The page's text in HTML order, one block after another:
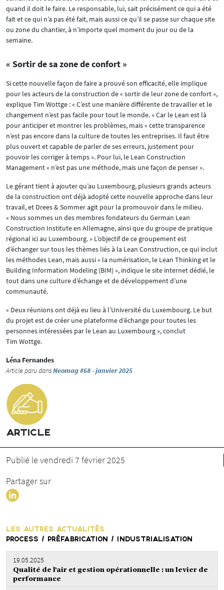
quand il doit le faire. Le responsable, lui, sait précisément ce qui a été
fait et ce qui n’a pas été fait, mais aussi ce qu’il se passe sur chaque site
ou zone du chantier, à n’importe quel moment du jour ou de la
semaine.
« Sortir de sa zone de confort »
Si cette nouvelle façon de faire a prouvé son efficacité, elle implique
pour les acteurs de la construction de « sortir de leur zone de confort »,
explique Tim Wottge : « C’est une manière différente de travailler et le
changement n’est pas facile pour tout le monde. » Car le Lean est là
pour anticiper et montrer les problèmes, mais « cette transparence
n’est pas encore dans la culture de toutes les entreprises. Il faut être
plus ouvert et capable de parler de ses erreurs, justement pour
pouvoir les corriger à temps ». Pour lui, le Lean Construction
Management « n’est pas une méthode, mais une façon de penser ».
Le gérant tient à ajouter qu’au Luxembourg, plusieurs grands acteurs
de la construction ont déjà adopté cette nouvelle approche dans leur
travail, et Drees & Sommer agit pour la promouvoir dans le milieu.
« Nous sommes un des membres fondateurs du German Lean
Construction Institute en Allemagne, ainsi que du groupe de pratique
régional ici au Luxembourg. » L’objectif de ce groupement est
d’échanger sur tous les thèmes liés à la Lean Construction, ce qui inclut
les méthodes Lean, mais aussi « la numérisation, le Lean Thinking et le
Building Information Modeling (BIM) », indique le site internet dédié, le
tout dans une culture d’échange et de développement d’une
communauté.
« Deux réunions ont déjà eu lieu à l’Université du Luxembourg. Le but
du projet est de créer une plateforme d’échange pour toutes les
personnes intéressées par le Lean au Luxembourg », conclut
Tim Wottge.
Léna Fernandes
Article paru dansNeomag #68 - janvier 2025
ARTICLE
Publié le vendredi 7 février 2025
Partager sur
LES AUTRES ACTUALITÉS
PROCESS / PRÉFABRICATION / INDUSTRIALISATION
19.05.2025
Qualité de l’air et gestion opérationnelle : un levier de
performance